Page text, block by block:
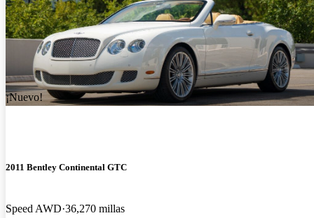
¡Nuevo!
2011 Bentley Continental GTC
Speed AWD 36,270 millas